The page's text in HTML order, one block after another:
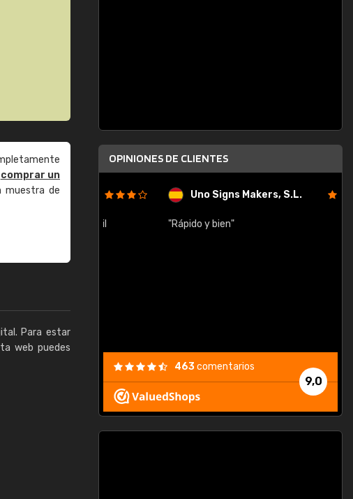
comprar un
muestra de
Para estar
web puedes
OPINIONES DE CLIENTES
Uno Signs Makers, S.L.
"Rápido y bien"
9,0
463comentarios